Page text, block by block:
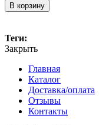
В корзину
Теги:
Закрыть
Главная
Каталог
Доставка/оплата
Отзывы
Контакты